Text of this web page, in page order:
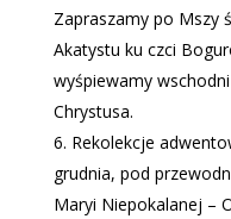
Zapraszamy po Mszy
Akatystu ku czci
wyśpiewamy
Chrystusa.
Rekolekcje
grudnia, pod
Maryi Niepokalanej –